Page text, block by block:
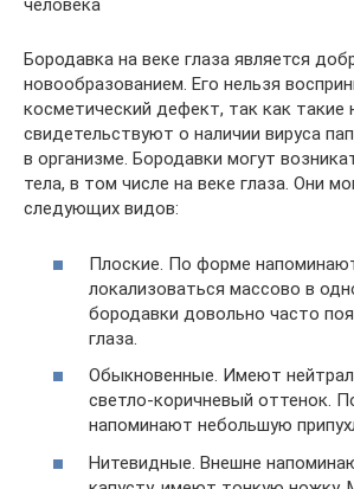
человека
Бородавка на веке глаза является
новообразованием. Его нельзя
косметический дефект, так как такие
свидетельствуют о наличии вируса
в организме. Бородавки могут
тела, в том числе на веке глаза. Они
следующих видов:
Плоские. По форме
локализоваться массово в
бородавки довольно часто
глаза.
Обыкновенные. Имеют
светло-коричневый оттенок.
напоминают небольшую
Нитевидные. Внешне